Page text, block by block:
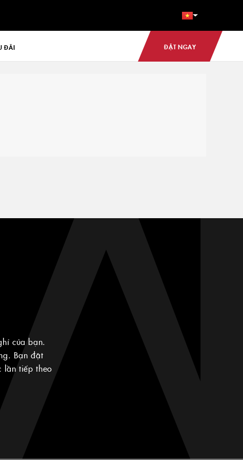
ĐÃI ĐẶT NGAY
của bạn.
Bạn đặt
lần tiếp theo